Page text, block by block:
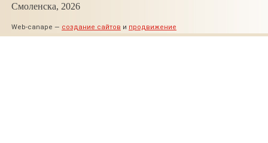
Смоленска, 2026
Web-canape — создание сайтов и продвижение